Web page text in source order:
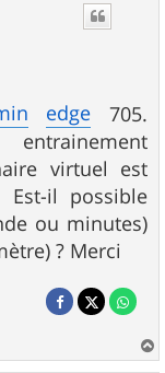
edge 705.
virtuel est
il possible
ou minutes)
? Merci
a